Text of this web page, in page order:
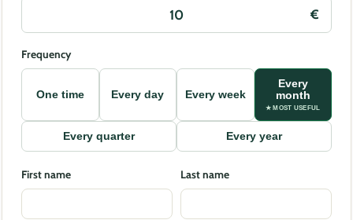
Frequency
One time Every day Every week
Every
month
★ MOST USEFUL
Every quarter Every year
First name Last name